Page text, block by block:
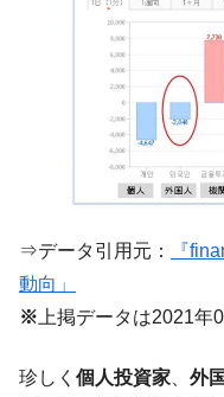
『Money1』 韓国で
『Money1』
「KDDX」1番艦、2032
『Money1』
【対日本
に韓国がいっちょがみ
『Money1』
韓国政府
1.9倍！
『Money1』
く空港に詰めかけ「出
『Money1』
韓国政府
⇒データ引用元：
『
動向」
※上掲データは2021年
珍しく 個人投資家 外